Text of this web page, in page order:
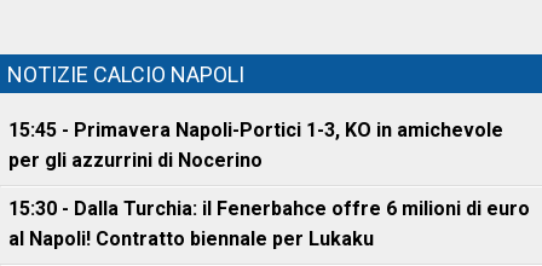
NOTIZIE CALCIO NAPOLI
15:45 - Primavera Napoli-Portici 1-3, KO in amichevole
per gli azzurrini di Nocerino
15:30 - Dalla Turchia: il Fenerbahce offre 6 milioni di euro
al Napoli! Contratto biennale per Lukaku